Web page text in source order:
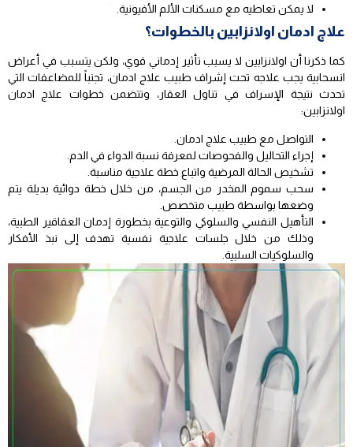
لا يمكن تعاطيه مع مسكنات الألم الأفيونية.
علاج ادمان اولانزابين بالخطوات؟
كما ذكرنا أن اولانزابين لا يسبب تأثير إدماني قوي، ولكن يتسبب في أعراض
انسحابية يجب علاجه تحت إشراف طبيب علاج ادمان، تجنباً للمضاعفات التي
تحدث نتيجة الإسراف في تناول العقار، وتتضمن خطوات علاج ادمان
اولانزابين:
التواصل مع طبيب علاج ادمان.
إجراء التحاليل والفحوصات لمعرفة نسبة الدواء في الدم.
تشخيص الحالة المرضية واتباع خطة علاجية مناسبة.
سحب سموم المخدر من الجسم، من خلال خطة دوائية بديلة يتم
وضعها بواسطة طبيب متخصص.
التأهيل النفسي والسلوكي والتوعية بخطورة إدمان العقاقير الطبية،
وذلك من خلال جلسات علاجية نفسية تهدف إلى نبذ الأفكار
والسلوكيات السلبية.